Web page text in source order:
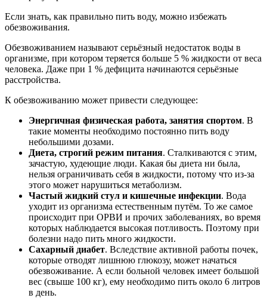
Если знать, как правильно пить воду, можно избежать
обезвоживания.
Обезвоживанием называют серьёзный недостаток воды в
организме, при котором теряется больше 5 % жидкости от веса
человека. Даже при 1 % дефицита начинаются серьёзные
расстройства.
К обезвоживанию может привести следующее:
Энергичная физическая работа, занятия спортом. В
такие моменты необходимо постоянно пить воду
небольшими дозами.
Диета, строгий режим питания. Сталкиваются с этим,
зачастую, худеющие люди. Какая бы диета ни была,
нельзя ограничивать себя в жидкости, потому что из-за
этого может нарушиться метаболизм.
Частый жидкий стул и кишечные инфекции. Вода
уходит из организма естественным путём. То же самое
происходит при ОРВИ и прочих заболеваниях, во время
которых наблюдается высокая потливость. Поэтому при
болезни надо пить много жидкости.
Сахарный диабет. Вследствие активной работы почек,
которые отводят лишнюю глюкозу, может начаться
обезвоживание. А если больной человек имеет большой
вес (свыше 100 кг), ему необходимо пить около 6 литров
в день.